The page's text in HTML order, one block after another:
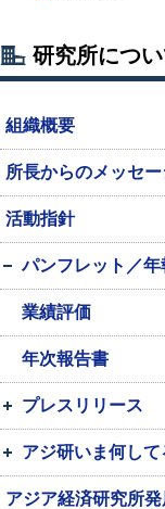
研究所につ
組織概要
所長からのメッセー
活動指針
パンフレット／
業績評価
年次報告書
プレスリリース
アジ研いま何し
アジア経済研究所